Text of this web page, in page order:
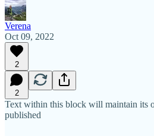
Verena
Oct 09, 2022
2
2
Text within this block will maintain its
published